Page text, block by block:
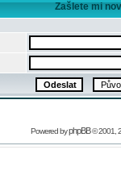
Zašlete mi
Powered byphpBB© 2001,